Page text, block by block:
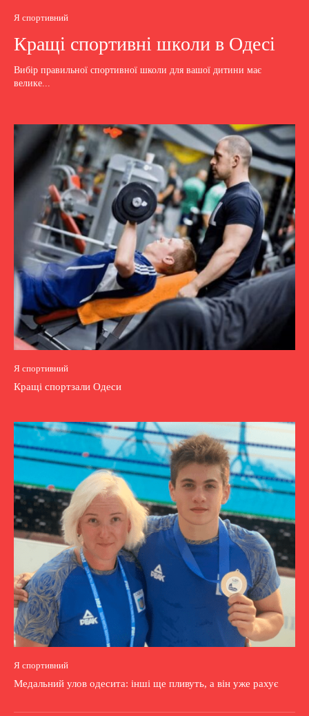
Я спортивний
Кращі спортивні школи в Одесі
Вибір правильної спортивної школи для вашої дитини має
велике...
Я спортивний
Кращі спортзали Одеси
Я спортивний
Медальний улов одесита: інші ще пливуть, а він уже рахує